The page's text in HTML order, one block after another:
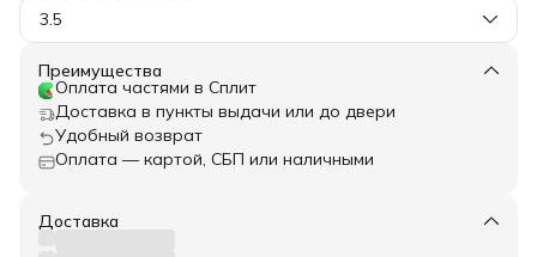
3.5
Преимущества
Оплата частями в Сплит
Доставка в пункты выдачи или до двери
Удобный возврат
Оплата — картой, СБП или наличными
Доставка